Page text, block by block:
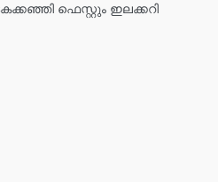
ഫെസ്റ്റും ഇലക്കറി